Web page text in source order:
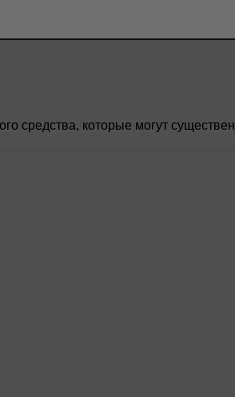
средства, которые могут